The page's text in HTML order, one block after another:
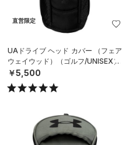
直営限定
UAドライブ ヘッド カバー （フェア
ウェイウッド）（ゴルフ/UNISEX）
￥5,500